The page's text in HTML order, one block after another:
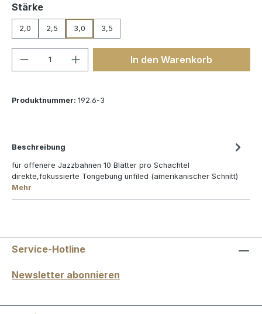
Stärkeauswählen
2,0 2,5 3,0 3,5
Produkt Anzahl: Gib denIn den Warenkorb
Produktnummer: 192.6-3
Beschreibung
für offenere Jazzbahnen 10 Blätter pro Schachtel
direkte,fokussierte Tongebung unfiled (amerikanischer Schnitt)
Mehr
Service-Hotline
Newsletter abonnieren